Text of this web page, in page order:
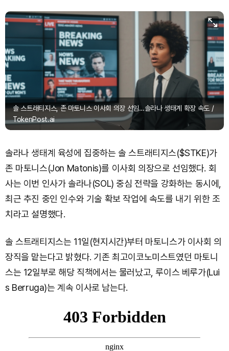
솔 스트래티지스, 존 마토니스 이사회 의장 선임…솔라나 생태계 확장 속도 /
TokenPost.ai
솔라나 생태계 육성에 집중하는 솔 스트래티지스($STKE)가
존 마토니스(Jon Matonis)를 이사회 의장으로 선임했다. 회
사는 이번 인사가 솔라나(SOL) 중심 전략을 강화하는 동시에,
최근 추진 중인 인수와 기술 확보 작업에 속도를 내기 위한 조
치라고 설명했다.
솔 스트래티지스는 11일(현지시간)부터 마토니스가 이사회 의
장직을 맡는다고 밝혔다. 기존 최고이코노미스트였던 마토니
스는 12일부로 해당 직책에서는 물러났고, 루이스 베루가(Lui
s Berruga)는 계속 이사로 남는다.